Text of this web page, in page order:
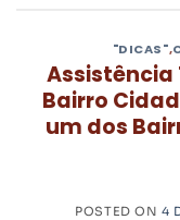
"DICAS",
Assistência
Bairro
um dos
POSTED ON 4